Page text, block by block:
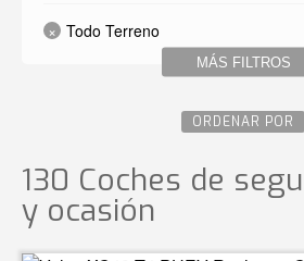
MÁS FILTROS
Todo Terreno
ORDENAR POR
130 Coches de
y ocasión